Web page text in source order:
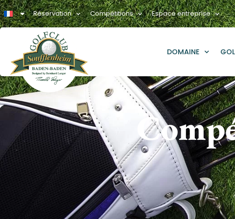
Réservation Compétitions Espace entreprise
DOMAINE